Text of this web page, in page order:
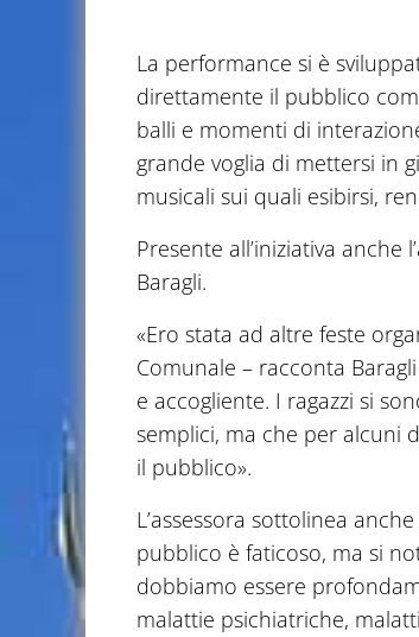
La performance si è
direttamente il pubblico
balli e momenti di
grande voglia di mettersi in
musicali sui quali esibirsi,
Presente all’iniziativa anche
Baragli.
«Ero stata ad altre feste
Comunale – racconta
e accogliente. I ragazzi si
semplici, ma che per alcuni
il pubblico».
L’assessora sottolinea
pubblico è faticoso, ma si
dobbiamo essere
malattie psichiatriche,